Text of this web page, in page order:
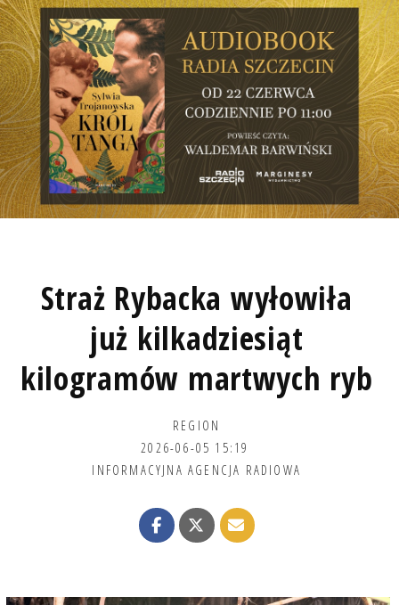
Straż Rybacka wyłowiła
już kilkadziesiąt
kilogramów martwych ryb
REGION
2026-06-05 15:19
INFORMACYJNA AGENCJA RADIOWA